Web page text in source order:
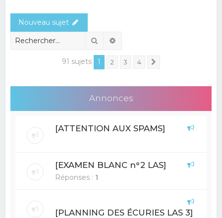
Nouveau sujet
Rechercher
91 sujets 1 2 3 4
Annonces
[ATTENTION AUX SPAMS]
[EXAMEN BLANC n°2 LAS]
Réponses : 1
[PLANNING DES ÉCURIES LAS 3]